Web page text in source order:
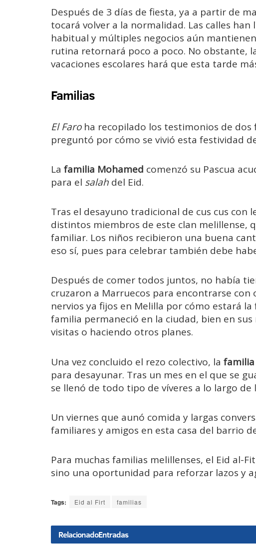
Después de 3 días de fiesta, ya a partir de
tocará volver a la normalidad. Las calles han
habitual y múltiples negocios aún
rutina retornará poco a poco. No obstante,
vacaciones escolares hará que esta tarde
Familias
El Faroha recopilado los testimonios de dos
preguntó por cómo se vivió esta festividad
La familia Mohamed comenzó su Pascua
para el salah del Eid.
Tras el desayuno tradicional de cus cus con
distintos miembros de este clan melillense,
familiar. Los niños recibieron una buena
eso sí, pues para celebrar también debe
Después de comer todos juntos, no había
cruzaron a Marruecos para encontrarse
nervios ya fijos en Melilla por cómo estará
familia permaneció en la ciudad, bien en
visitas o haciendo otros planes.
Una vez concluido el rezo colectivo, la
para desayunar. Tras un mes en el que se
se llenó de todo tipo de víveres a lo largo de
Un viernes que aunó comida y largas
familiares y amigos en esta casa del barrio
Para muchas familias melillenses, el Eid al-
sino una oportunidad para reforzar lazos y
Tags: Eid al Firt familias
RelacionadoEntradas